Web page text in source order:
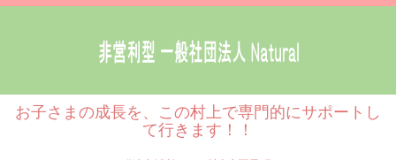
お子さまの成長を、この村上で専門的にサポートし
て行きます！！